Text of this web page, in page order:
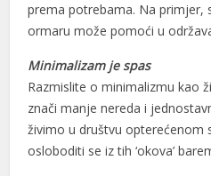
prema potrebama. Na primjer,
ormaru može pomoći u
Minimalizam je spas
Razmislite o minimalizmu kao
znači manje nereda i
živimo u društvu opterećenom
osloboditi se iz tih ‘okova’